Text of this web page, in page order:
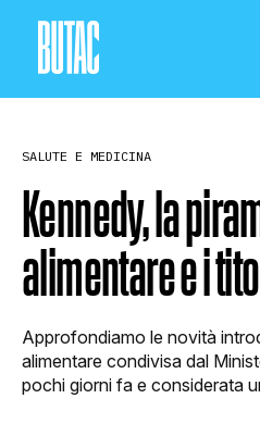
CRONACA E POLITICA
SCIENZA E
SALUTE E MEDICINA
Kennedy, la
alimentare e i
Approfondiamo le novità
alimentare condivisa dal
pochi giorni fa e considerata